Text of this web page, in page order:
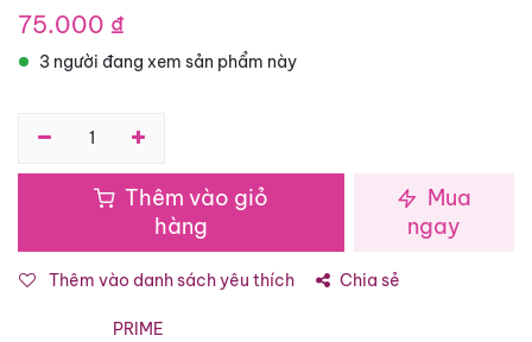
75.000 ₫
3 người đang xem sản phẩm này
Thêm vào giỏ
hàng
Mua
ngay
Thêm vào danh sách yêu thích Chia sẻ
PRIME